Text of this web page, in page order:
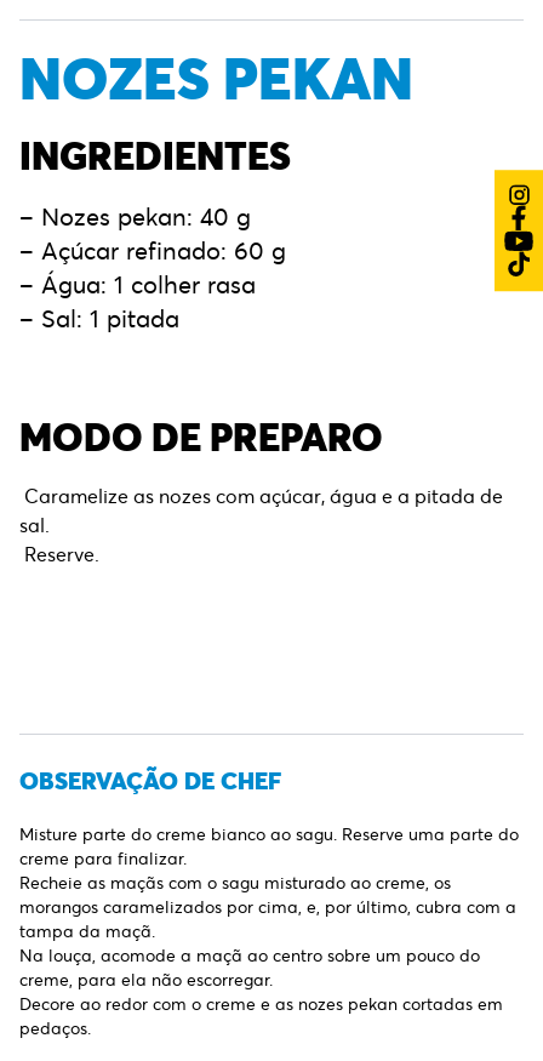
NOZES PEKAN
INGREDIENTES
– Nozes pekan: 40 g
– Açúcar refinado: 60 g
– Água: 1 colher rasa
– Sal: 1 pitada
MODO DE PREPARO
Caramelize as nozes com açúcar, água e a pitada de
sal.
Reserve.
OBSERVAÇÃO DE CHEF
Misture parte do creme bianco ao sagu. Reserve uma parte do
creme para finalizar.
Recheie as maçãs com o sagu misturado ao creme, os
morangos caramelizados por cima, e, por último, cubra com a
tampa da maçã.
Na louça, acomode a maçã ao centro sobre um pouco do
creme, para ela não escorregar.
Decore ao redor com o creme e as nozes pekan cortadas em
pedaços.